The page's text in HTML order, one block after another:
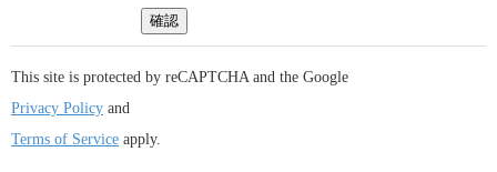
This site is protected by reCAPTCHA and the Google
Privacy Policy and
Terms of Service apply.